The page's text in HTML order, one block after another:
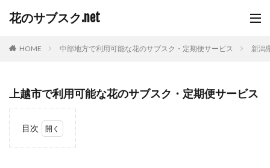
花のサブスク.net
HOME 中部地方で利用可能な花のサブスク・定期便サービス 新潟
上越市で利用可能な花のサブスク・定期便サービス
目次